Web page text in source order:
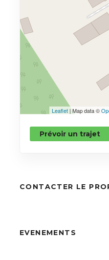
Leaflet | Map data ©
Prévoir un trajet
CONTACTER LE
EVENEMENTS